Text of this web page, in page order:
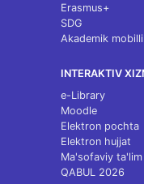
Erasmus+
SDG
Akademik
INTERAKTIV
e-Library
Moodle
Elektron pochta
Elektron hujjat
Ma'sofaviy
QABUL 2026